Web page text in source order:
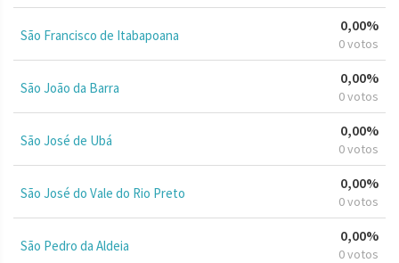
São Francisco de Itabapoana
0,00%
0 votos
São João da Barra
0,00%
0 votos
São José de Ubá
0,00%
0 votos
São José do Vale do Rio Preto
0,00%
0 votos
São Pedro da Aldeia
0,00%
0 votos